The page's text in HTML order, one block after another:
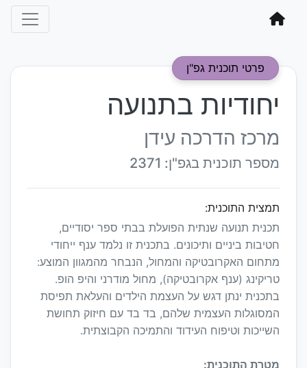
פרטי תוכנית גפ"ן
יחודיות בתנועה
מרכז הדרכה עידן
מספר תוכנית בגפ"ן: 2371
תמצית התוכנית:
תכנית תנועה שנתית הפועלת בבתי ספר יסודיים,
חטיבות ביניים ותיכונים. בתכנית זו נלמד ענף ייחודי
מתחום האקרובטיקה והמחול, הנבחר מהמגוון המוצע:
טריקינג (ענף אקרובטיקה), מחול מודרני והיפ הופ.
בתכנית ינתן דגש על העצמת הילדים והעלאת תפיסת
המסוגלות העצמית שלהם, בד בד עם חיזוק תחושת
השייכות וטיפוח העידוד והתמיכה הקבוצתית.
מטרת התוכנית: